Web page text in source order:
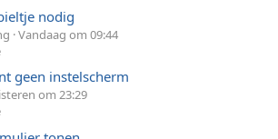
nodig
Vandaag om 09:44
geen instelscherm
om 23:29